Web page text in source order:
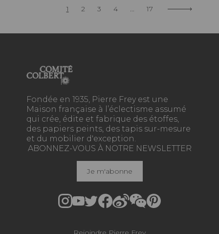
1 2 3 4 ... 17
Fondée en 1935, Pierre Frey est une
Maison française à l’éclectisme assumé
qui crée, édite et fabrique des étoffes,
des papiers peints, des tapis sur-mesure
et du mobilier d'exception.
ABONNEZ-VOUS À NOTRE NEWSLETTER
Je m'abonne